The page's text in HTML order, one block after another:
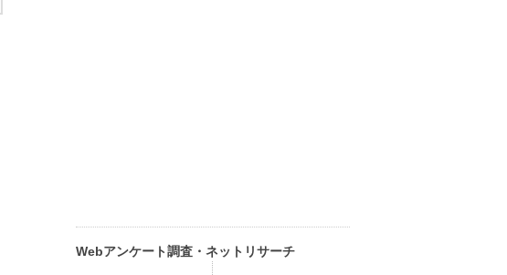
Webアンケート調査・ネットリサーチ